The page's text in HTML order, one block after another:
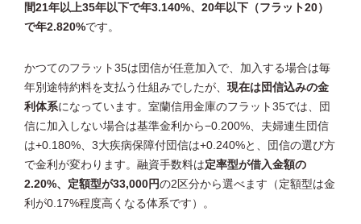
間21年以上35年以下で年3.140%、20年以下（フラット20）
で年2.820%です。
かつてのフラット35は団信が任意加入で、加入する場合は毎
年別途特約料を支払う仕組みでしたが、 現在は団信込みの金
利体系になっています。室蘭信用金庫のフラット35では、団
信に加入しない場合は基準金利から−0.200%、夫婦連生団信
は+0.180%、3大疾病保障付団信は+0.240%と、団信の選び方
で金利が変わります。融資手数料は定率型が借入金額の
2.20%、定額型が33,000円の2区分から選べます（定額型は金
利が0.17%程度高くなる体系です）。